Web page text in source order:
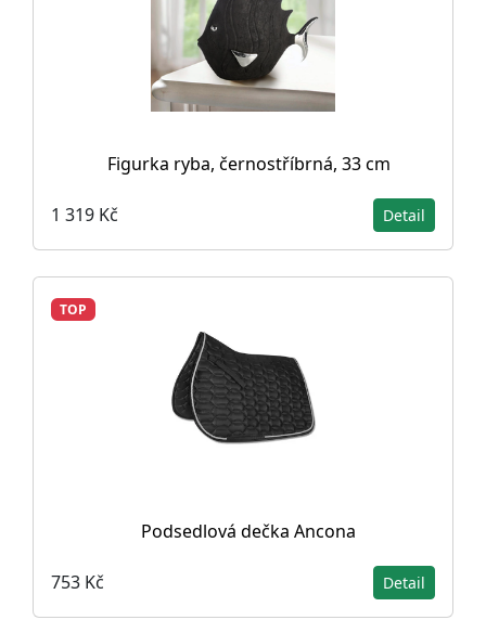
Figurka ryba, černostříbrná, 33 cm
1 319 Kč Detail
TOP
Podsedlová dečka Ancona
753 Kč Detail